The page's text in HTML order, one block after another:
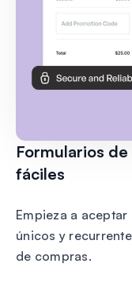
Formularios
fáciles
Empieza a
únicos y
de compras.